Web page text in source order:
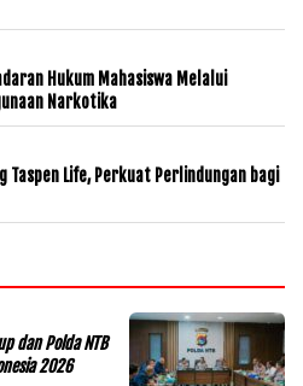
Hukum Mahasiswa Melalui
Narkotika
Taspen Life, Perkuat Perlindungan bagi
dan Polda NTB
2026